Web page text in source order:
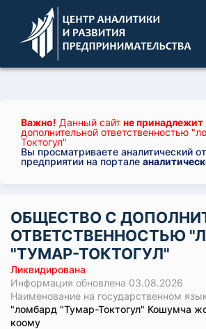
Важно! Данный сайт не принадлежит
дополнительной ответственностью
Токтогул"
Вы просматриваете аналитический
предприятии на портале
ОБЩЕСТВО С
ОТВЕТСТВЕННОСТЬЮ
"ТУМАР-ТОКТОГУЛ"
Ликвидирована
Информация обновлена 03.08.2026
Наименование на государственном
"ломбард "Тумар-Токтогул" Кошумча
коому